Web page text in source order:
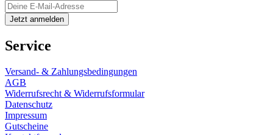
Service
Versand- & Zahlungsbedingungen
AGB
Widerrufsrecht & Widerrufsformular
Datenschutz
Impressum
Gutscheine